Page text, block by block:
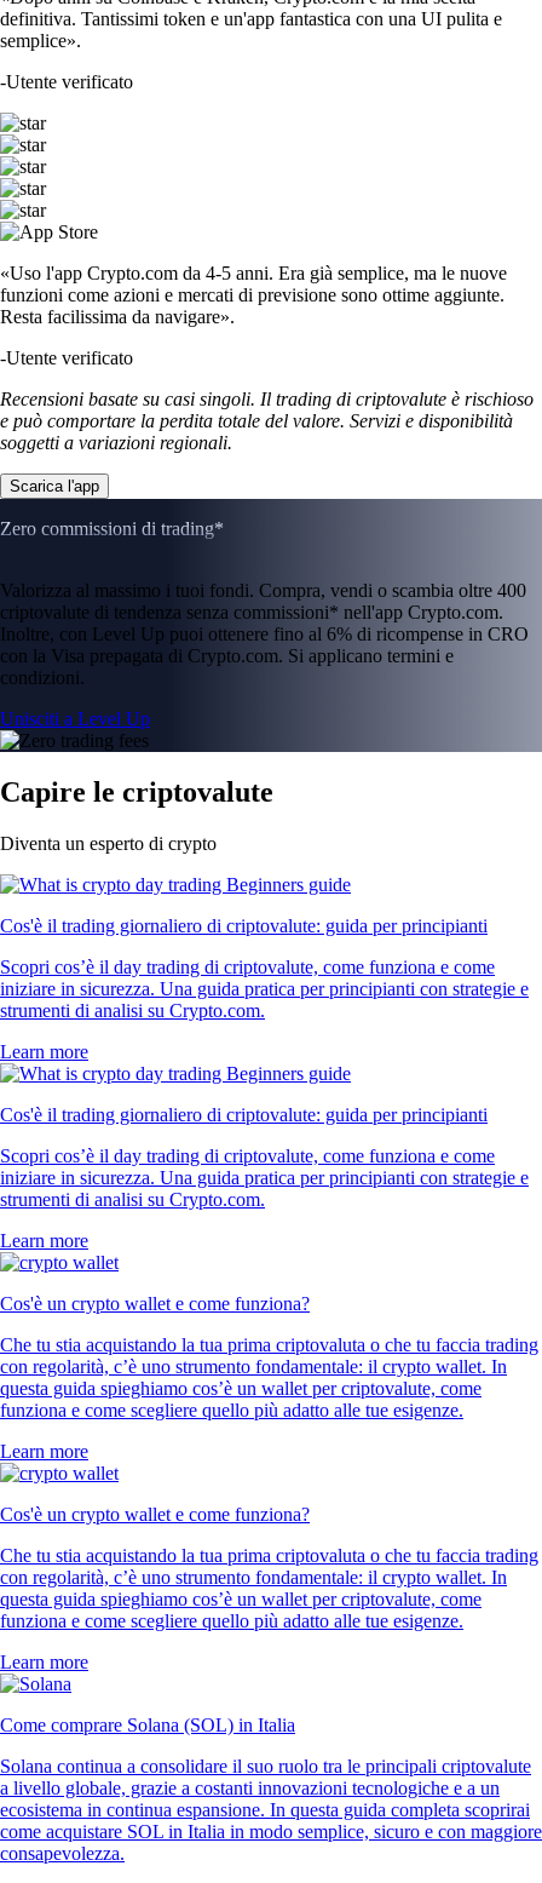
definitiva. Tantissimi token e un'app fantastica con una UI pulita e
semplice».
-Utente verificato
«Uso l'app Crypto.com da 4-5 anni. Era già semplice, ma le nuove
funzioni come azioni e mercati di previsione sono ottime aggiunte.
Resta facilissima da navigare».
-Utente verificato
Recensioni basate su casi singoli. Il trading di criptovalute è rischioso
e può comportare la perdita totale del valore. Servizi e disponibilità
soggetti a variazioni regionali.
Scarica l'app
Zero commissioni di trading*
Valorizza al massimo i tuoi fondi. Compra, vendi o scambia oltre 400
criptovalute di tendenza senza commissioni* nell'app Crypto.com.
Inoltre, con Level Up puoi ottenere fino al 6% di ricompense in CRO
con la Visa prepagata di Crypto.com. Si applicano termini e
condizioni.
Unisciti a Level Up
Capire le criptovalute
Diventa un esperto di crypto
Cos'è il trading giornaliero di criptovalute: guida per principianti
Scopri cos’è il day trading di criptovalute, come funziona e come
iniziare in sicurezza. Una guida pratica per principianti con strategie e
strumenti di analisi su Crypto.com.
Learn more
Cos'è il trading giornaliero di criptovalute: guida per principianti
Scopri cos’è il day trading di criptovalute, come funziona e come
iniziare in sicurezza. Una guida pratica per principianti con strategie e
strumenti di analisi su Crypto.com.
Learn more
Cos'è un crypto wallet e come funziona?
Che tu stia acquistando la tua prima criptovaluta o che tu faccia trading
con regolarità, c’è uno strumento fondamentale: il crypto wallet. In
questa guida spieghiamo cos’è un wallet per criptovalute, come
funziona e come scegliere quello più adatto alle tue esigenze.
Learn more
Cos'è un crypto wallet e come funziona?
Che tu stia acquistando la tua prima criptovaluta o che tu faccia trading
con regolarità, c’è uno strumento fondamentale: il crypto wallet. In
questa guida spieghiamo cos’è un wallet per criptovalute, come
funziona e come scegliere quello più adatto alle tue esigenze.
Learn more
Come comprare Solana (SOL) in Italia
Solana continua a consolidare il suo ruolo tra le principali criptovalute
a livello globale, grazie a costanti innovazioni tecnologiche e a un
ecosistema in continua espansione. In questa guida completa scoprirai
come acquistare SOL in Italia in modo semplice, sicuro e con maggiore
consapevolezza.